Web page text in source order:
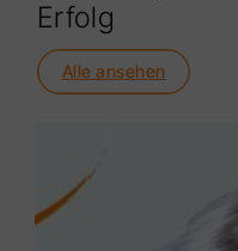
Erfolg
Alle ansehen